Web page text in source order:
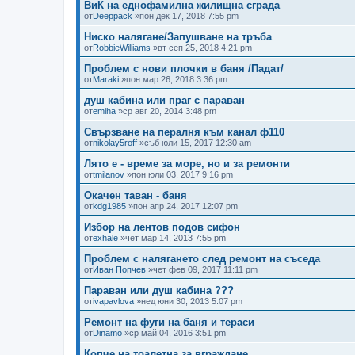
ВиК на еднофамилна жилищна сграда
отDeeppack »пон дек 17, 2018 7:55 pm
Ниско налягане/Запушване на тръба
отRobbieWilliams »вт сеп 25, 2018 4:21 pm
Проблем с нови плочки в баня /Падат/
отMaraki »пон мар 26, 2018 3:36 pm
душ кабина или праг с параван
отemiha »ср авг 20, 2014 3:48 pm
Свързване на пералня към канал ф110
отnikolay5roff »съб юли 15, 2017 12:30 am
Лято е - време за море, но и за ремонти
отtmilanov »пон юли 03, 2017 9:16 pm
Окачен таван - баня
отkdg1985 »пон апр 24, 2017 12:07 pm
Избор на лентов подов сифон
отexhale »чет мар 14, 2013 7:55 pm
Проблем с налягането след ремонт на съседа
отИван Попчев »чет фев 09, 2017 11:11 pm
Параван или душ кабина ???
отivapavlova »нед юни 30, 2013 5:07 pm
Ремонт на фуги на баня и тераси
отDinamo »ср май 04, 2016 3:51 pm